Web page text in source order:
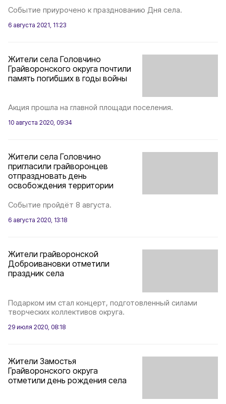
Событие приурочено к празднованию Дня села.
6 августа 2021, 11:23
Жители села Головчино
Грайворонского округа почтили
память погибших в годы войны
Акция прошла на главной площади поселения.
10 августа 2020, 09:34
Жители села Головчино
пригласили грайворонцев
отпраздновать день
освобождения территории
Событие пройдёт 8 августа.
6 августа 2020, 13:18
Жители грайворонской
Доброивановки отметили
праздник села
Подарком им стал концерт, подготовленный силами
творческих коллективов округа.
29 июля 2020, 08:18
Жители Замостья
Грайворонского округа
отметили день рождения села